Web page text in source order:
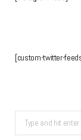
[custom-twitter-
Search
for: